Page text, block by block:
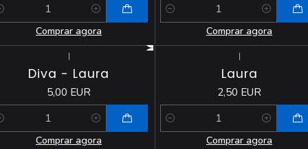
Comprar agora
Quantidade
Comprar agora
|
Diva - Laura
5,00 EUR
Comprar agora
|
Laura
2,50 EUR
Quantidade
Comprar agora